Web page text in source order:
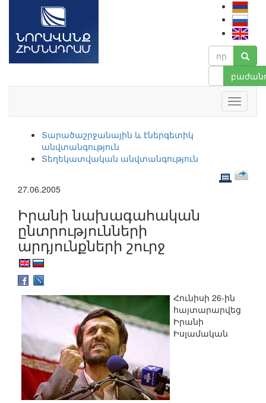
Տարածաշրջանային և էներգետիկ
անվտանգություն
Տեղեկատվական անվտանգություն
27.06.2005
Իրանի նախագահական
ընտրությունների
արդյունքների շուրջ
Հունիսի 26-ին
հայտարարվեց
Իրանի
Իսլամական